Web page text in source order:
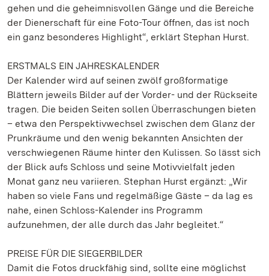
gehen und die geheimnisvollen Gänge und die Bereiche
der Dienerschaft für eine Foto-Tour öffnen, das ist noch
ein ganz besonderes Highlight“, erklärt Stephan Hurst.
ERSTMALS EIN JAHRESKALENDER
Der Kalender wird auf seinen zwölf großformatige
Blättern jeweils Bilder auf der Vorder- und der Rückseite
tragen. Die beiden Seiten sollen Überraschungen bieten
– etwa den Perspektivwechsel zwischen dem Glanz der
Prunkräume und den wenig bekannten Ansichten der
verschwiegenen Räume hinter den Kulissen. So lässt sich
der Blick aufs Schloss und seine Motivvielfalt jeden
Monat ganz neu variieren. Stephan Hurst ergänzt: „Wir
haben so viele Fans und regelmäßige Gäste – da lag es
nahe, einen Schloss-Kalender ins Programm
aufzunehmen, der alle durch das Jahr begleitet.“
PREISE FÜR DIE SIEGERBILDER
Damit die Fotos druckfähig sind, sollte eine möglichst